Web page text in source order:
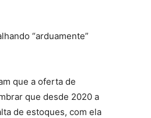
“arduamente”
que a oferta de
que desde 2020 a
de estoques, com ela